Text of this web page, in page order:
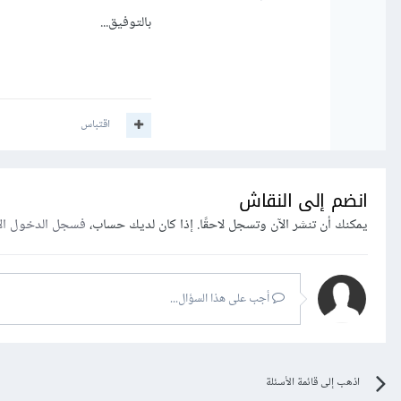
بالتوفيق...
اقتباس
انضم إلى النقاش
يمكنك أن تنشر الآن وتسجل لاحقًا. إذا كان لديك حساب،فسجل الدخول
أجب على هذا السؤال...
اذهب إلى قائمة الأسئلة